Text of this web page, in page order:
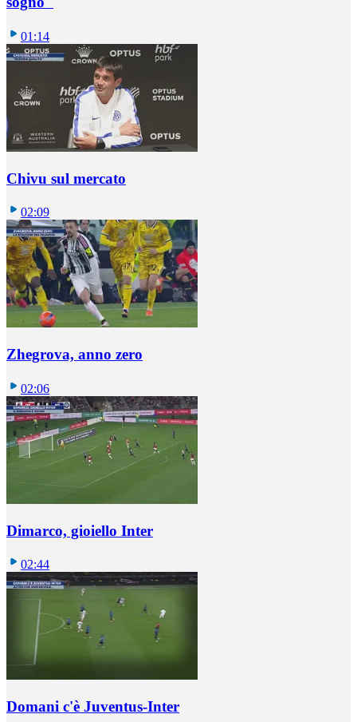
01:14
Chivu sul mercato
02:09
Zhegrova, anno zero
02:06
Dimarco, gioiello Inter
02:44
Domani c'è Juventus-Inter